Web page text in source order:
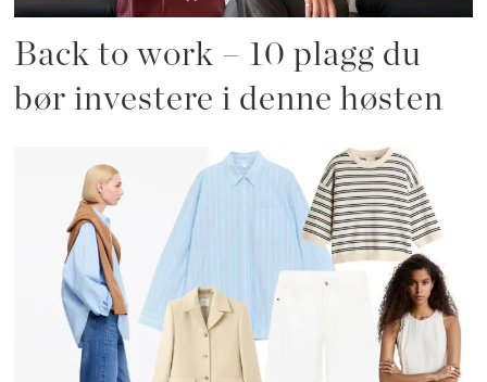
Back to work – 10 plagg du
bør investere i denne høsten